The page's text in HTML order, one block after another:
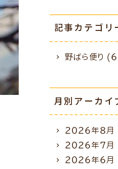
記事カテゴリ
野ばら便り
月別アーカイ
2026年8月
2026年7月
2026年6月